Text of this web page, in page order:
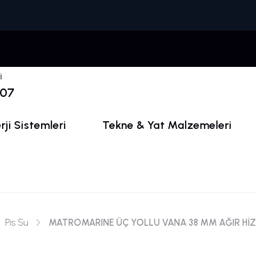
Sistemleri Tekne & Yat Malzemeleri
Pis Su MATROMARINE ÜÇ YOLLU VANA 38 MM AĞIR